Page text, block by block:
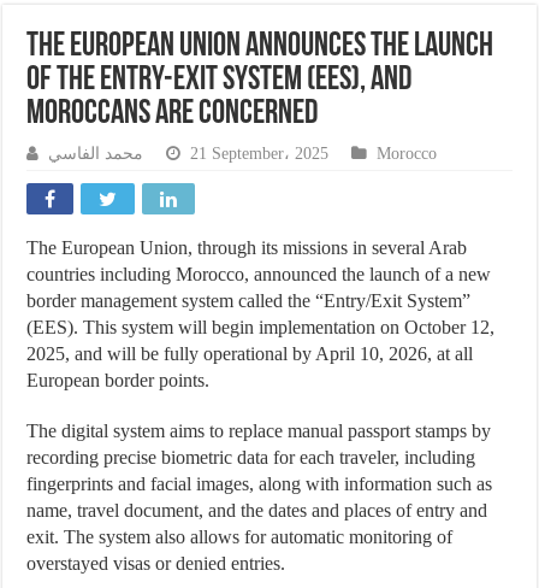
The European Union announces the launch
of the Entry-Exit System (EES), and
Moroccans are concerned
محمد الفاسي 21 September، 2025 Morocco
The European Union, through its missions in several Arab
countries including Morocco, announced the launch of a new
border management system called the “Entry/Exit System”
(EES). This system will begin implementation on October 12,
2025, and will be fully operational by April 10, 2026, at all
European border points.
The digital system aims to replace manual passport stamps by
recording precise biometric data for each traveler, including
fingerprints and facial images, along with information such as
name, travel document, and the dates and places of entry and
exit. The system also allows for automatic monitoring of
overstayed visas or denied entries.